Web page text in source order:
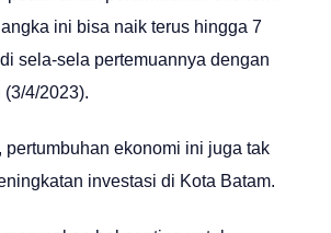
ini bisa naik terus hingga 7
sela-sela pertemuannya dengan
4/2023).
pertumbuhan ekonomi ini juga tak
investasi di Kota Batam.